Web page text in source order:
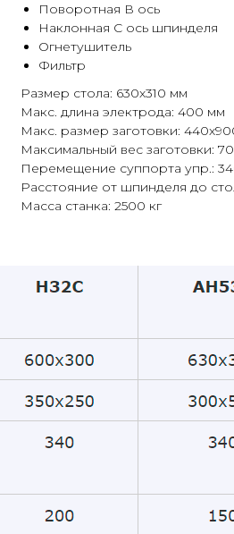
Поворотная В ось
Наклонная С ось шпинделя
Огнетушитель
Фильтр
Размер стола: 630х310 мм
Макс. длина электрода: 400 мм
Макс. размер заготовки:
Максимальный вес заготовки:
Перемещение суппорта упр.:
Расстояние от шпинделя до
Масса станка: 2500 кг